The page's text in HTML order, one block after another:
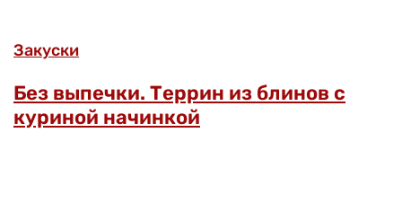
Закуски
Без выпечки. Террин из блинов с
куриной начинкой